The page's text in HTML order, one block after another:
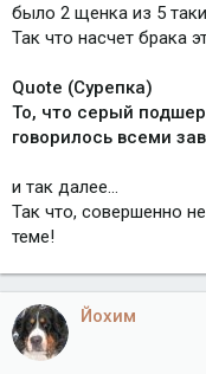
было 2 щенка из 5
Так что насчет брака
Quote (Сурепка)
То, что серый
говорилось всеми
и так далее...
Так что, совершенно
теме!
Йохим